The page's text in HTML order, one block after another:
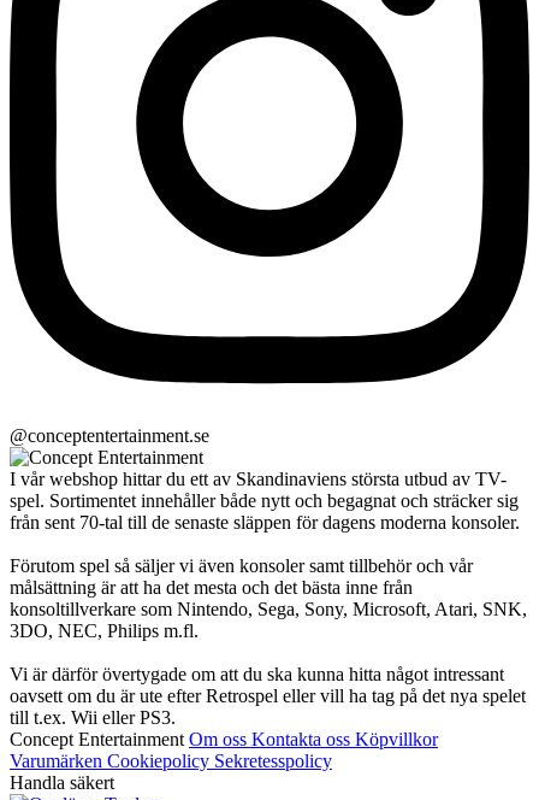
@conceptentertainment.se
I vår webshop hittar du ett av Skandinaviens största utbud av TV-
spel. Sortimentet innehåller både nytt och begagnat och sträcker sig
från sent 70-tal till de senaste släppen för dagens moderna konsoler.
Förutom spel så säljer vi även konsoler samt tillbehör och vår
målsättning är att ha det mesta och det bästa inne från
konsoltillverkare som Nintendo, Sega, Sony, Microsoft, Atari, SNK,
3DO, NEC, Philips m.fl.
Vi är därför övertygade om att du ska kunna hitta något intressant
oavsett om du är ute efter Retrospel eller vill ha tag på det nya spelet
till t.ex. Wii eller PS3.
Concept Entertainment Om oss Kontakta oss Köpvillkor
Varumärken Cookiepolicy Sekretesspolicy
Handla säkert